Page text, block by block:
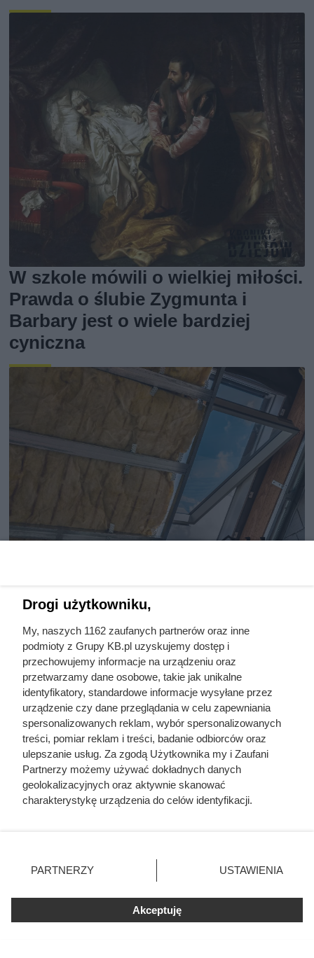
W szkole mówili o wielkiej miłości.
Prawda o ślubie Zygmunta i
Barbary jest o wiele bardziej
cyniczna
materiałem! Eksperci są zgodni:
to pułapka!
Nie harówka była najgorsza.
Prawdziwy koszmar chłopek
Drogi użytkowniku,
My, naszych 1162 zaufanych partnerów oraz inne
podmioty z Grupy KB.pl uzyskujemy dostęp i
przechowujemy informacje na urządzeniu oraz
przetwarzamy dane osobowe, takie jak unikalne
identyfikatory, standardowe informacje wysyłane przez
urządzenie czy dane przeglądania w celu zapewniania
spersonalizowanych reklam, wybór spersonalizowanych
treści, pomiar reklam i treści, badanie odbiorców oraz
ulepszanie usług. Za zgodą Użytkownika my i Zaufani
Partnerzy możemy używać dokładnych danych
geolokalizacyjnych oraz aktywnie skanować
charakterystykę urządzenia do celów identyfikacji.
zmienić/wycofać klikając przycisk ustawień prywatności
znajdujący się w lewym dolnym rogu strony. Niektóre
użytkownika, ale masz prawo sprzeciwić się takiemu
przetwarzaniu. Preferencje będą miały zastosowania tylko
PARTNERZY USTAWIENIA
Akceptuję